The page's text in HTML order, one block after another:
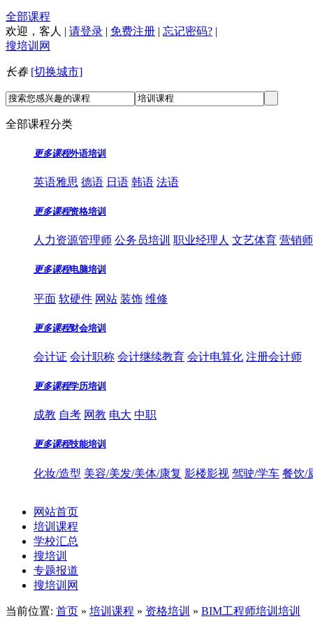
全部课程
欢迎， 客人 | 请登录 | 免费注册 | 忘记密码? |
搜培训网
长春 [切换城市]
全部课程分类
更多课程外语培训
英语雅思 德语 日语 韩语 法语
更多课程资格培训
人力资源管理师 公务员培训 职业经理人 文艺体育 营销
更多课程电脑培训
平面 软硬件 网站 装饰 维修
更多课程财会培训
会计证 会计职称 会计继续教育 会计电算化 注册会计师
更多课程学历培训
成教 自考 网教 电大 中职
更多课程技能培训
化妆/造型 美容/美发/美体/康复 影楼影视 驾驶/学车 餐饮/
网站首页
培训课程
学校汇总
搜培训
专题报道
搜培训网
当前位置: 首页 » 培训课程 » 资格培训 » BIM工程师培训培训